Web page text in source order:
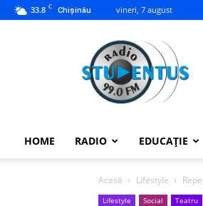
33.8 C Chișinău vineri, 7 august
studentus.md
HOME RADIO EDUCAȚIE
Acasă Lifestyle
Lifestyle Social Teatru